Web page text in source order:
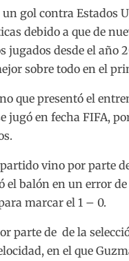
gol contra Estados
debido a que de
desde el año
sobre todo en el
que presentó el
jugó en fecha FIFA,
vino por parte
el balón en un error
marcar el 1 – 0.
parte de de la
en el que